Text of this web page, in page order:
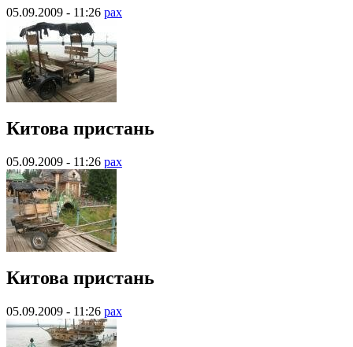
05.09.2009 - 11:26 pax
Китова пристань
05.09.2009 - 11:26 pax
Китова пристань
05.09.2009 - 11:26 pax